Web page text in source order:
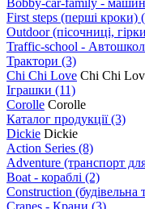
Bobby-car-family -
First steps (перші кроки)
Outdoor (пісочниці,
Traffic-school -
Трактори (3)
Chi Chi Love Chi Chi
Іграшки (11)
Corolle Corolle
Каталог продукції(3)
Dickie Dickie
Action Series (8)
Adventure (транспорт
Boat - кораблі (2)
Construction (будівельна
Cranes - Крани (3)